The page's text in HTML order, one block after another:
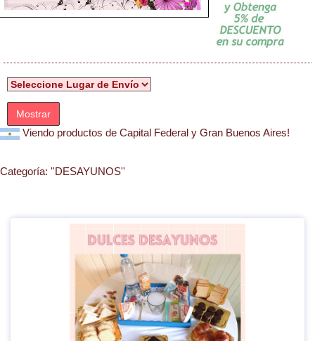
Mostrar
Viendo productos de Capital Federal y Gran Buenos Aires!
Categoría: ''DESAYUNOS''